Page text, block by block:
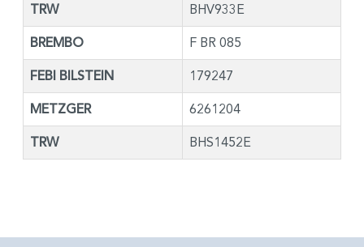
TRW BHV933E
BREMBO F BR 085
FEBI BILSTEIN 179247
METZGER 6261204
TRW BHS1452E